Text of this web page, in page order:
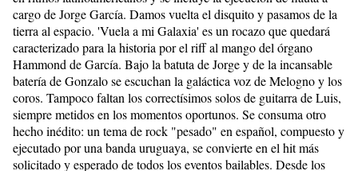
cargo de Jorge García. Damos vuelta el disquito y pasamos de la
tierra al espacio. 'Vuela a mi Galaxia' es un rocazo que quedará
caracterizado para la historia por el riff al mango del órgano
Hammond de García. Bajo la batuta de Jorge y de la incansable
batería de Gonzalo se escuchan la galáctica voz de Melogno y los
coros. Tampoco faltan los correctísimos solos de guitarra de Luis,
siempre metidos en los momentos oportunos. Se consuma otro
hecho inédito: un tema de rock "pesado" en español, compuesto y
ejecutado por una banda uruguaya, se convierte en el hit más
solicitado y esperado de todos los eventos bailables. Desde los